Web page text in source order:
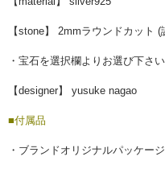
【stone】 2mmラウンドカット (
・宝石を選択欄よりお選び下さい
【designer】 yusuke nagao
■付属品
・ブランドオリジナルパッケージ